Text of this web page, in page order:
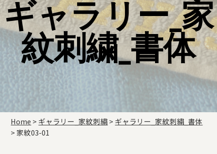
ギャラリー_家
紋刺繍_書体
Home > ギャラリー_家紋刺繍> ギャラリー_家紋刺繍_書体
> 家紋03-01